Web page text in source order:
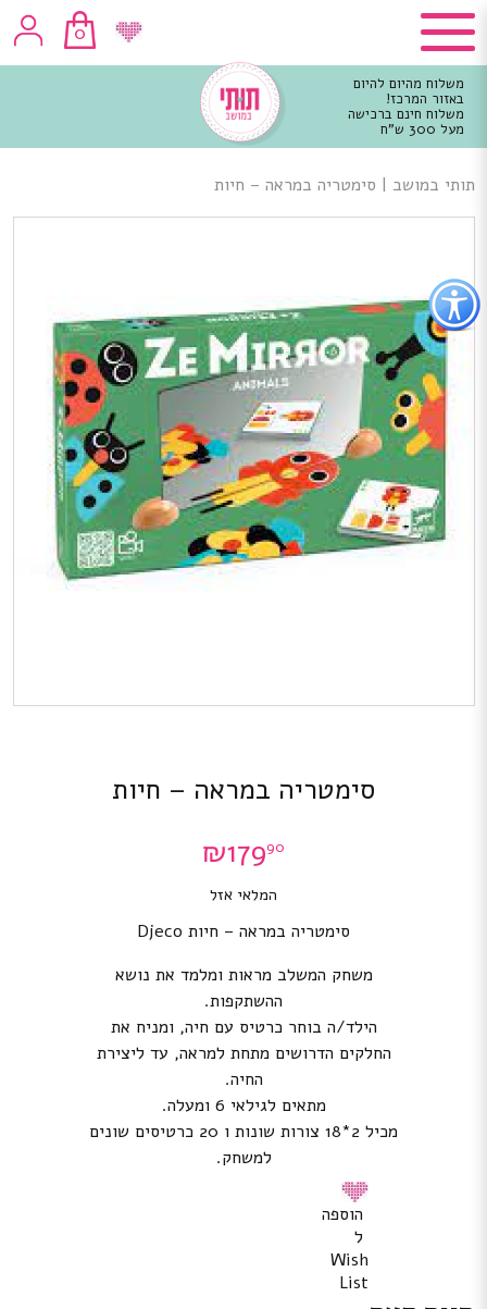
כפתור
לפתיחת
תפריט
נגישות
0
משלוח מהיום להיום
באזור המרכז!
משלוח חינם ברכישה
מעל 300 ש"ח
מרכזי
תותי במושב | סימטריה במראה – חיות
סימטריה במראה – חיות
₪17990
המלאי אזל
סימטריה במראה – חיות Djeco
משחק המשלב מראות ומלמד את נושא
ההשתקפות.
הילד/ה בוחר כרטיס עם חיה, ומניח את
החלקים הדרושים מתחת למראה, עד ליצירת
החיה.
מתאים לגילאי 6 ומעלה.
מכיל 2*18 צורות שונות ו 20 כרטיסים שונים
למשחק.
הוספה
ל
Wish
List